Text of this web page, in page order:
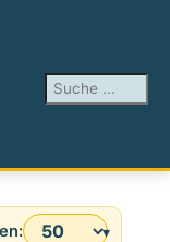
Suchen ...